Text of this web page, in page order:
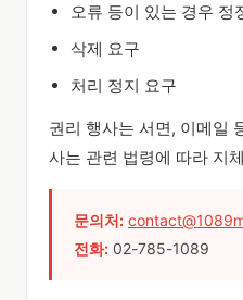
오류 등이 있는 경우 정
삭제 요구
처리 정지 요구
권리 행사는 서면, 이메일
사는 관련 법령에 따라 지
문의처:
전화: 02-785-1089